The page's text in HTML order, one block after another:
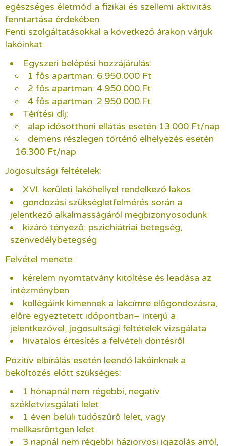
egészséges életmód a fizikai és szellemi aktivitás
fenntartása érdekében.
Fenti szolgáltatásokkal a következő árakon várjuk
lakóinkat:
Egyszeri belépési hozzájárulás:
1 fős apartman: 6.950.000 Ft
2 fős apartman: 4.950.000.Ft
4 fős apartman: 2.950.000.Ft
Térítési díj:
alap idősotthoni ellátás esetén 13.000 Ft/nap
demens részlegen történő elhelyezés esetén
16.300 Ft/nap
Jogosultsági feltételek:
XVI. kerületi lakóhellyel rendelkező lakos
gondozási szükségletfelmérés során a
jelentkező alkalmasságáról megbizonyosodunk
kizáró tényező: pszichiátriai betegség,
szenvedélybetegség
Felvétel menete:
kérelem nyomtatvány kitöltése és leadása az
intézményben
kollégáink kimennek a lakcímre előgondozásra,
előre egyeztetett időpontban– interjú a
jelentkezővel, jogosultsági feltételek vizsgálata
hivatalos értesítés a felvételi döntésről
Pozitív elbírálás esetén leendő lakóinknak a
beköltözés előtt szükséges:
1 hónapnál nem régebbi, negatív
székletvizsgálati lelet
1 éven belüli tüdőszűrő lelet, vagy
mellkasröntgen lelet
3 napnál nem régebbi háziorvosi igazolás arról,